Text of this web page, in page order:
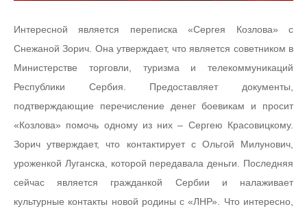
Интересной является переписка «Сергея Козлова» с
Снежаной Зорич. Она утверждает, что является советником в
Министерстве торговли, туризма и телекоммуникаций
Республики Сербия. Предоставляет документы,
подтверждающие перечисление денег боевикам и просит
«Козлова» помочь одному из них – Сергею Красовицкому.
Зорич утверждает, что контактирует с Ольгой Милунович,
уроженкой Луганска, которой передавала деньги. Последняя
сейчас является гражданкой Сербии и налаживает
культурные контакты новой родины с «ЛНР». Что интересно,